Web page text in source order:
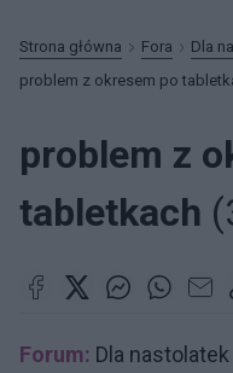
Strona główna Fora
Dla
problem z okresem po
problem z
tabletkach
Forum: Dla nastolatek